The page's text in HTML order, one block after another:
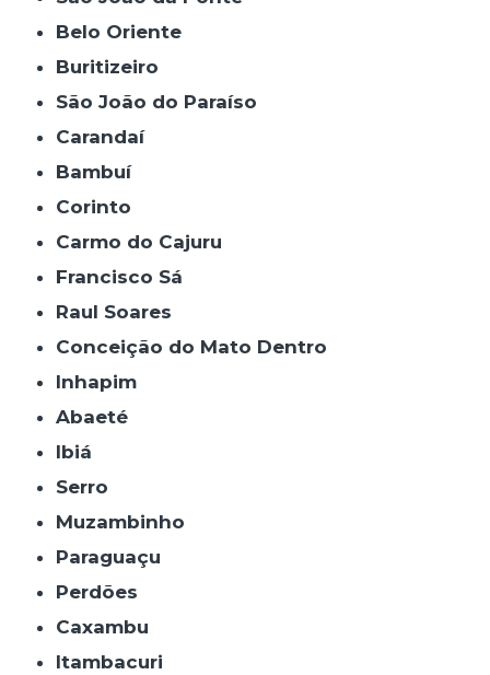
Belo Oriente
Buritizeiro
São João do Paraíso
Carandaí
Bambuí
Corinto
Carmo do Cajuru
Francisco Sá
Raul Soares
Conceição do Mato Dentro
Inhapim
Abaeté
Ibiá
Serro
Muzambinho
Paraguaçu
Perdões
Caxambu
Itambacuri